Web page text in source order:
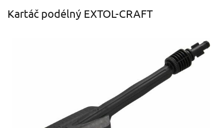
Kartáč podélný EXTOL-CRAFT